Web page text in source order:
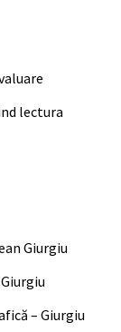
lectura
Giurgiu
– Giurgiu